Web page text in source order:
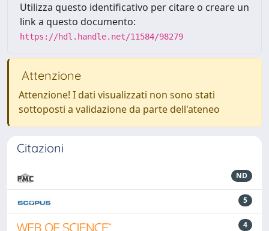
Utilizza questo identificativo per citare o creare un
link a questo documento:
https://hdl.handle.net/11584/98279
Attenzione
Attenzione! I dati visualizzati non sono stati
sottoposti a validazione da parte dell'ateneo
Citazioni
ND
5
4